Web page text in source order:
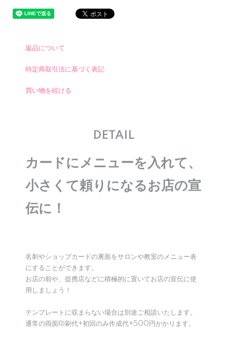
返品について
特定商取引法に基づく表記
買い物を続ける
DETAIL
カードにメニューを入れて、
小さくて頼りになるお店の宣
伝に！
名刺やショップカードの裏面をサロンや教室のメニュー表
にすることができます。
お店の前や、提携店などに積極的に置いてお店の宣伝に使
用しましょう！
テンプレートに収まらない場合は別途ご相談いたします。
通常の両面印刷代+初回のみ作成代+500円かかります。